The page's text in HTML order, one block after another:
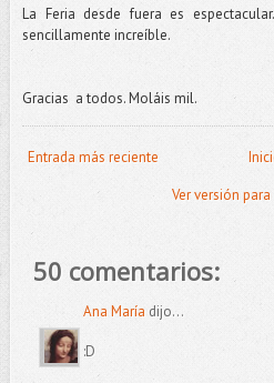
La Feria desde fuera es
sencillamente increíble.
Gracias a todos. Moláis mil.
Entrada más reciente
Ver versión
50 comentarios:
Ana María dijo...
:D